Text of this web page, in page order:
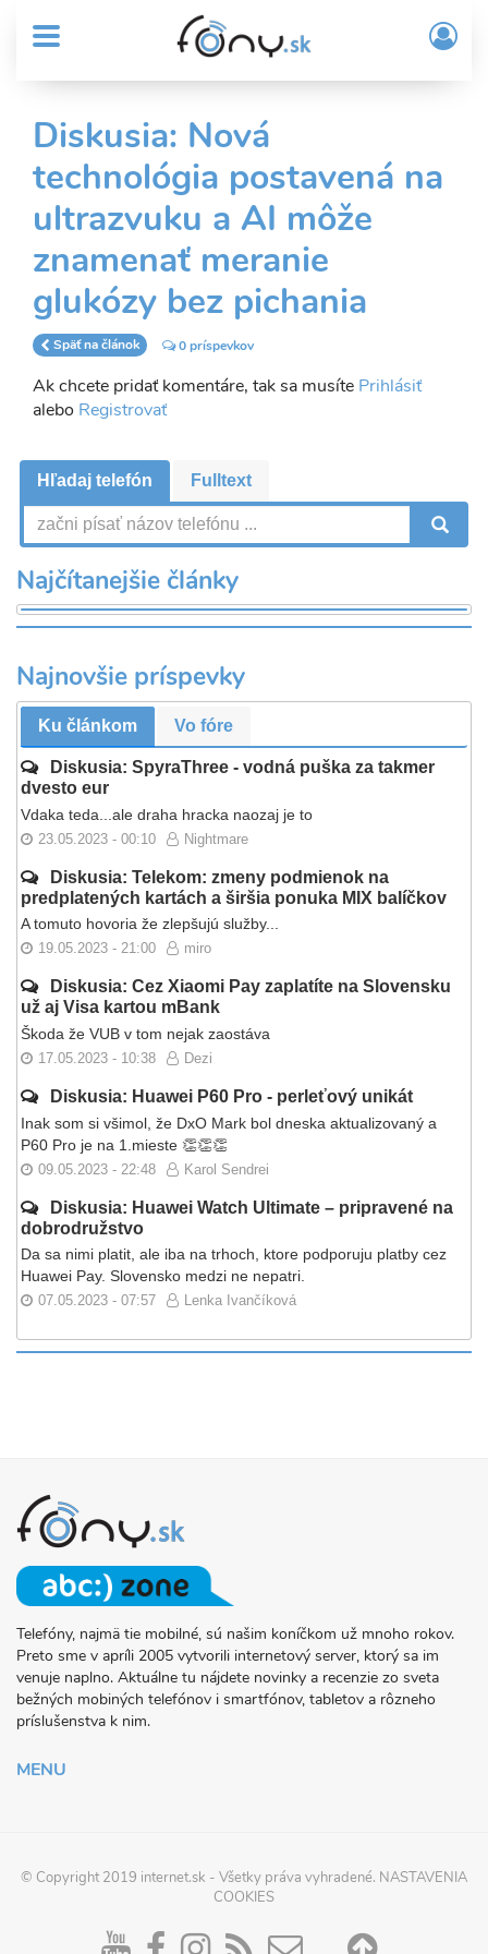
obsah
MENU
Sub
Header
menu
User
account
menu
/
Diskusia: Nová
technológia postavená na
ultrazvuku a AI môže
znamenať meranie
glukózy bez pichania
Späť na článok 0 príspevkov
Ak chcete pridať komentáre, tak sa musíte Prihlásiť
alebo Registrovať
Hľadaj telefón Fulltext
Najčítanejšie články
Najnovšie príspevky
Ku článkom Vo fóre
Diskusia: SpyraThree - vodná puška za takmer
dvesto eur
Vdaka teda...ale draha hracka naozaj je to
23.05.2023 - 00:10 Nightmare
Diskusia: Telekom: zmeny podmienok na
predplatených kartách a širšia ponuka MIX balíčkov
A tomuto hovoria že zlepšujú služby...
19.05.2023 - 21:00 miro
Diskusia: Cez Xiaomi Pay zaplatíte na Slovensku
už aj Visa kartou mBank
Škoda že VUB v tom nejak zaostáva
17.05.2023 - 10:38 Dezi
Diskusia: Huawei P60 Pro - perleťový unikát
Inak som si všimol, že DxO Mark bol dneska aktualizovaný a
P60 Pro je na 1.mieste 👏👏👏
09.05.2023 - 22:48 Karol Sendrei
Diskusia: Huawei Watch Ultimate – pripravené na
dobrodružstvo
Da sa nimi platit, ale iba na trhoch, ktore podporuju platby cez
Huawei Pay. Slovensko medzi ne nepatri.
07.05.2023 - 07:57 Lenka Ivančíková
O
PROJEKTE
FONY.SK
Telefóny, najmä tie mobilné, sú našim koníčkom už mnoho rokov.
Preto sme v apríli 2005 vytvorili internetový server, ktorý sa im
venuje naplno. Aktuálne tu nájdete novinky a recenzie zo sveta
bežných mobiných telefónov i smartfónov, tabletov a rôzneho
príslušenstva k nim.
MENU
© Copyright 2019 internet.sk - Všetky práva vyhradené. NASTAVENIA
COOKIES